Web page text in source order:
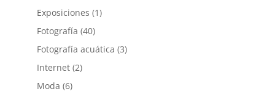
Exposiciones (1)
Fotografía (40)
Fotografía acuática (3)
Internet(2)
Moda (6)